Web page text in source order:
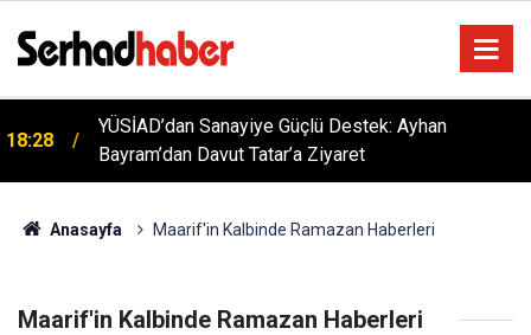
18:28
YÜSİAD’dan Sanayiye Güçlü Destek: Ayhan
Bayram’dan Davut Tatar’a Ziyaret
Anasayfa Maarif'in Kalbinde Ramazan Haberleri
Maarif'in Kalbinde Ramazan Haberleri